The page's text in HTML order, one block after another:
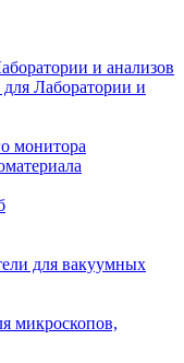
и анализов
Лаборатории и
монитора
для вакуумных
микроскопов,